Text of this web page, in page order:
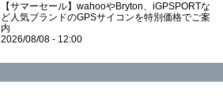
【サマーセール】wahooやBryton、iGPSPORTな
ど人気ブランドのGPSサイコンを特別価格でご案
内
2026/08/08 - 12:00